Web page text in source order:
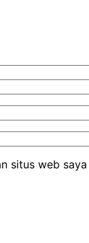
situs web